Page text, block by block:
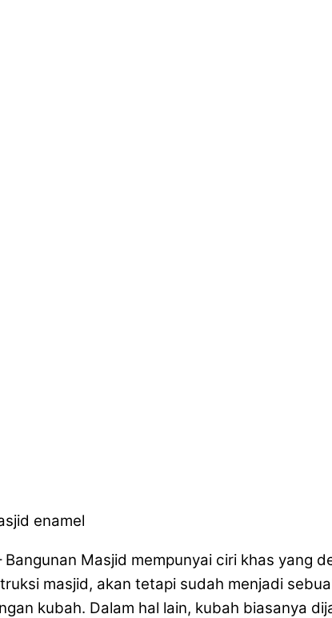
Masjid mempunyai ciri khas yang
masjid, akan tetapi sudah menjadi
kubah. Dalam hal lain, kubah biasanya